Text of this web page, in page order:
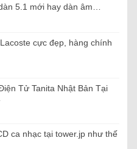
5.1 mới hay dàn âm…
cực đẹp, hàng chính
Tử Tanita Nhật Bản Tại
ca nhạc tại tower.jp như thế